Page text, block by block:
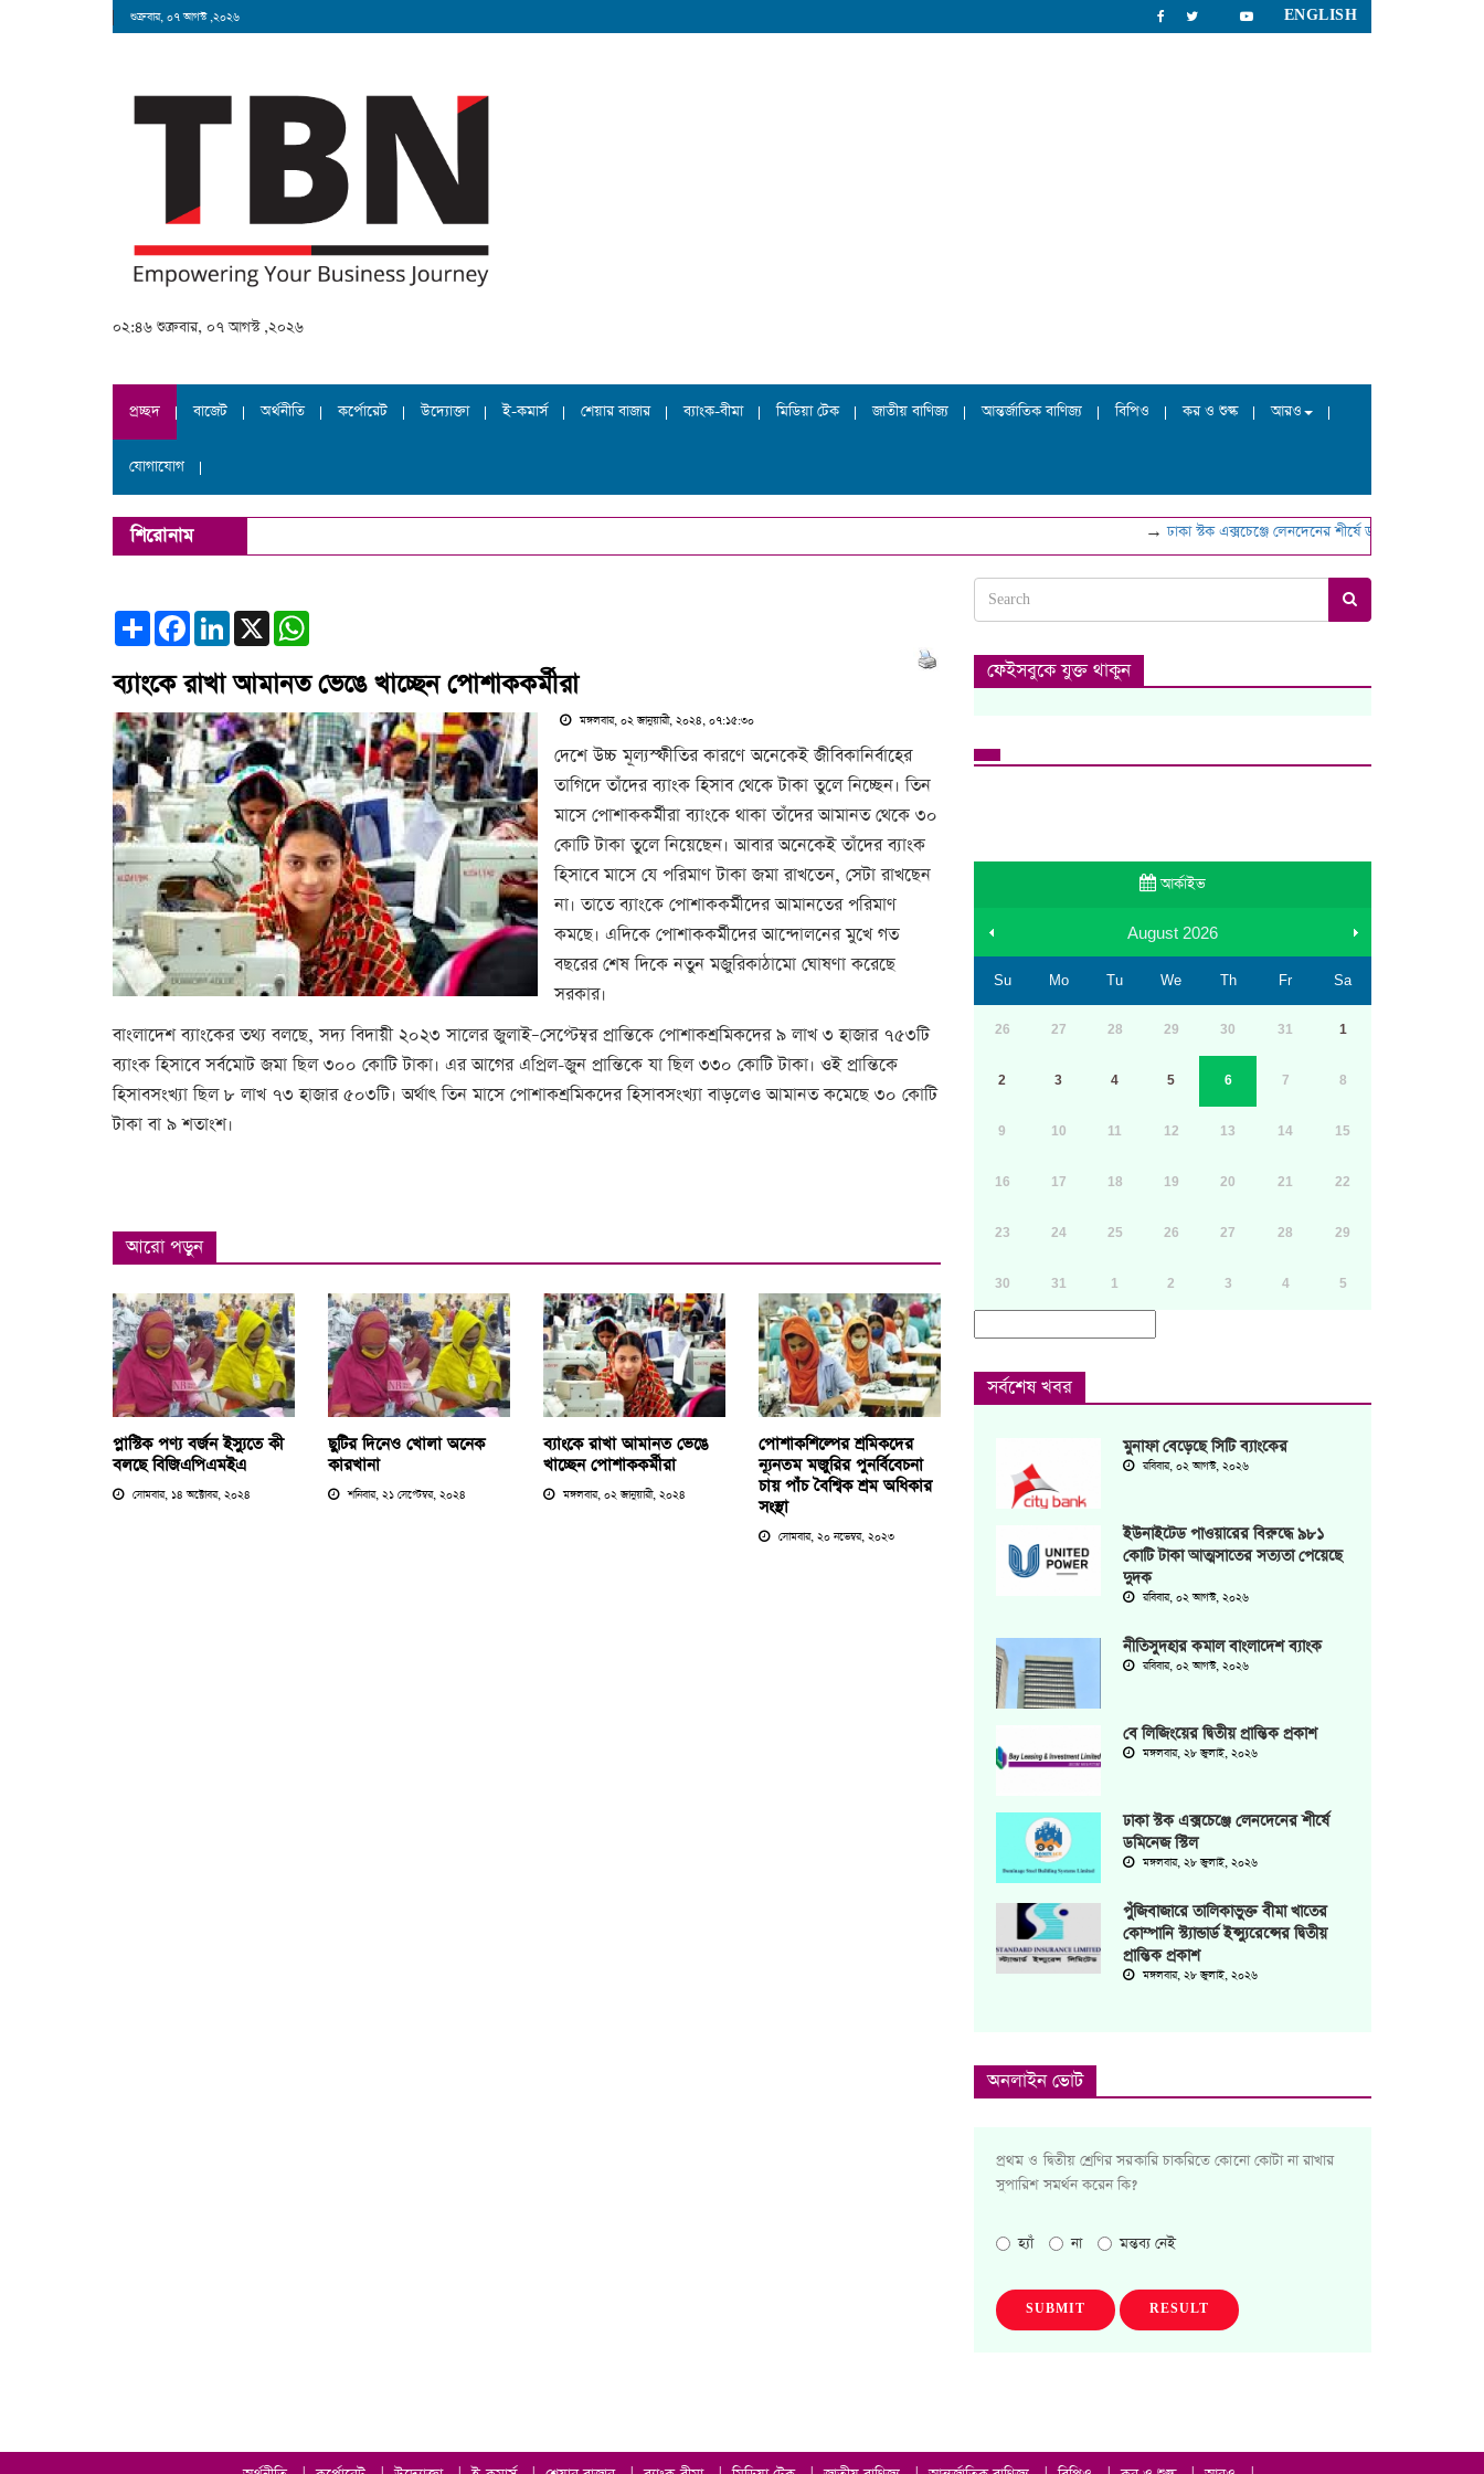
শুক্রবার, ০৭ আগস্ট ,২০২৬ ENGLISH
০২:৪৬ শুক্রবার, ০৭ আগস্ট ,২০২৬
প্রচ্ছদ বাজেট অর্থনীতি কর্পোরেট উদ্যোক্তা ই-কমার্স শেয়ার বাজার ব্যাংক-বীমা মিডিয়া টেক জাতীয় বাণিজ্য আন্তর্জাতিক বাণিজ্য বিপিও কর ও শুল্ক আরও
যোগাযোগ
শিরোনাম ঢাকা স্টক এক্সচেঞ্জে লেনদেনের শীর্ষে ডমিনেজ স্টিল
Share FacebookLinkedIn
X
ব্যাংকে রাখা আমানত ভেঙে খাচ্ছেন পোশাককর্মীরা
মঙ্গলবার, ০২ জানুয়ারী, ২০২৪, ০৭:১৫:৩০
দেশে উচ্চ মূল্যস্ফীতির কারণে অনেকেই জীবিকানির্বাহের
তাগিদে তাঁদের ব্যাংক হিসাব থেকে টাকা তুলে নিচ্ছেন। তিন
মাসে পোশাককর্মীরা ব্যাংকে থাকা তাঁদের আমানত থেকে ৩০
কোটি টাকা তুলে নিয়েছেন। আবার অনেকেই তাঁদের ব্যাংক
হিসাবে মাসে যে পরিমাণ টাকা জমা রাখতেন, সেটা রাখছেন
না। তাতে ব্যাংকে পোশাককর্মীদের আমানতের পরিমাণ
কমছে। এদিকে পোশাককর্মীদের আন্দোলনের মুখে গত
বছরের শেষ দিকে নতুন মজুরিকাঠামো ঘোষণা করেছে
সরকার।
বাংলাদেশ ব্যাংকের তথ্য বলছে, সদ্য বিদায়ী ২০২৩ সালের জুলাই–সেপ্টেম্বর প্রান্তিকে পোশাকশ্রমিকদের ৯ লাখ ৩ হাজার ৭৫৩টি
ব্যাংক হিসাবে সর্বমোট জমা ছিল ৩০০ কোটি টাকা। এর আগের এপ্রিল-জুন প্রান্তিকে যা ছিল ৩৩০ কোটি টাকা। ওই প্রান্তিকে
হিসাবসংখ্যা ছিল ৮ লাখ ৭৩ হাজার ৫০৩টি। অর্থাৎ তিন মাসে পোশাকশ্রমিকদের হিসাবসংখ্যা বাড়লেও আমানত কমেছে ৩০ কোটি
টাকা বা ৯ শতাংশ।
আরো পড়ুন
প্লাস্টিক পণ্য বর্জন ইস্যুতে কী
বলছে বিজিএপিএমইএ
সোমবার, ১৪ অক্টোবর, ২০২৪
ছুটির দিনেও খোলা অনেক
কারখানা
শনিবার, ২১ সেপ্টেম্বর, ২০২৪
ব্যাংকে রাখা আমানত ভেঙে
খাচ্ছেন পোশাককর্মীরা
মঙ্গলবার, ০২ জানুয়ারী, ২০২৪
পোশাকশিল্পের শ্রমিকদের
ন্যূনতম মজুরির পুনর্বিবেচনা
চায় পাঁচ বৈশ্বিক শ্রম অধিকার
সংস্থা
সোমবার, ২০ নভেম্বর, ২০২৩
ফেইসবুকে যুক্ত থাকুন
আর্কাইভ
August 2026
Su Mo Tu We Th Fr Sa
26 27 28 29 30 31 1
2 3 4 5 6 7 8
9 10 11 12 13 14 15
16 17 18 19 20 21 22
23 24 25 26 27 28 29
30 31 1 2 3 4 5
সর্বশেষ খবর
মুনাফা বেড়েছে সিটি ব্যাংকের
রবিবার, ০২ আগস্ট, ২০২৬
ইউনাইটেড পাওয়ারের বিরুদ্ধে ৯৮১
কোটি টাকা আত্মসাতের সত্যতা পেয়েছে
দুদক
রবিবার, ০২ আগস্ট, ২০২৬
‎নীতিসুদহার কমাল বাংলাদেশ ব্যাংক
রবিবার, ০২ আগস্ট, ২০২৬
বে লিজিংয়ের দ্বিতীয় প্রান্তিক প্রকাশ
মঙ্গলবার, ২৮ জুলাই, ২০২৬
ঢাকা স্টক এক্সচেঞ্জে লেনদেনের শীর্ষে
ডমিনেজ স্টিল
মঙ্গলবার, ২৮ জুলাই, ২০২৬
পুঁজিবাজারে তালিকাভুক্ত বীমা খাতের
কোম্পানি স্ট্যান্ডার্ড ইন্স্যুরেন্সের দ্বিতীয়
প্রান্তিক প্রকাশ
মঙ্গলবার, ২৮ জুলাই, ২০২৬
অনলাইন ভোট
প্রথম ও দ্বিতীয় শ্রেণির সরকারি চাকরিতে কোনো কোটা না রাখার
সুপারিশ সমর্থন করেন কি?
হ্যাঁ না মন্তব্য নেই
SUBMIT RESULT